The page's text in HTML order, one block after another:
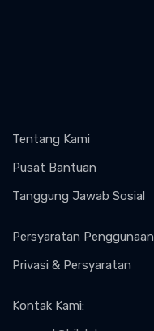
Tentang Kami
Pusat Bantuan
Tanggung Jawab Sosial
Persyaratan Penggunaan
Privasi & Persyaratan
Kontak Kami: